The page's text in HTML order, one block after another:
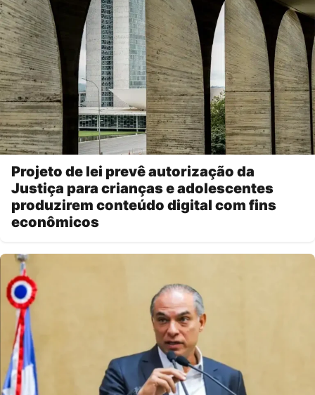
Projeto de lei prevê autorização da
Justiça para crianças e adolescentes
produzirem conteúdo digital com fins
econômicos